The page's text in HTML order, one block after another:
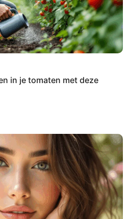
in je tomaten met deze